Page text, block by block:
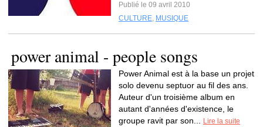
Publié le 09 avril 2010
CULTURE, MUSIQUE
power animal - people songs
Power Animal est à la base un projet
solo devenu septuor au fil des ans.
Auteur d'un troisième album en
autant d'années d'existence, le
groupe ravit par son...
Lire la suite